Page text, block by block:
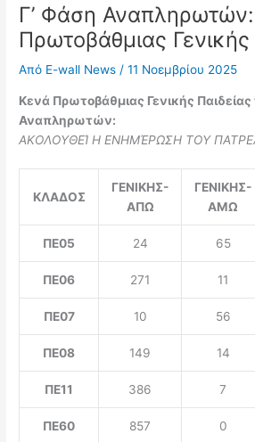
Γ’ Φάση
Πρωτοβάθμιας Γενικής
Από E-wall News /11 Νοεμβρίου 2025
Κενά Πρωτοβάθμιας Γενικής Παιδείας
Αναπληρωτών:
ΑΚΟΛΟΥΘΕΊ Η ΕΝΗΜΈΡΩΣΗ ΤΟΥ
ΚΛΑΔΟΣ
ΓΕΝΙΚΗΣ-
ΑΠΩ
ΓΕΝΙΚΗΣ-
ΑΜΩ
ΠΕ05 24 65
ΠΕ06 271 11
ΠΕ07 10 56
ΠΕ08 149 14
ΠΕ11 386 7
ΠΕ60 857 0